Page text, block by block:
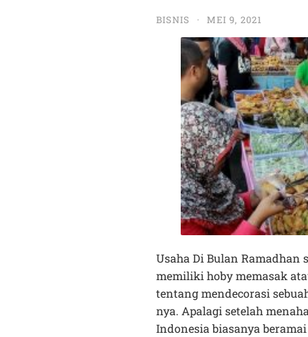
BISNIS · MEI 9, 2021
Usaha Di Bulan
memiliki hoby memasak
tentang mendecorasi
nya. Apalagi setelah
Indonesia biasanya